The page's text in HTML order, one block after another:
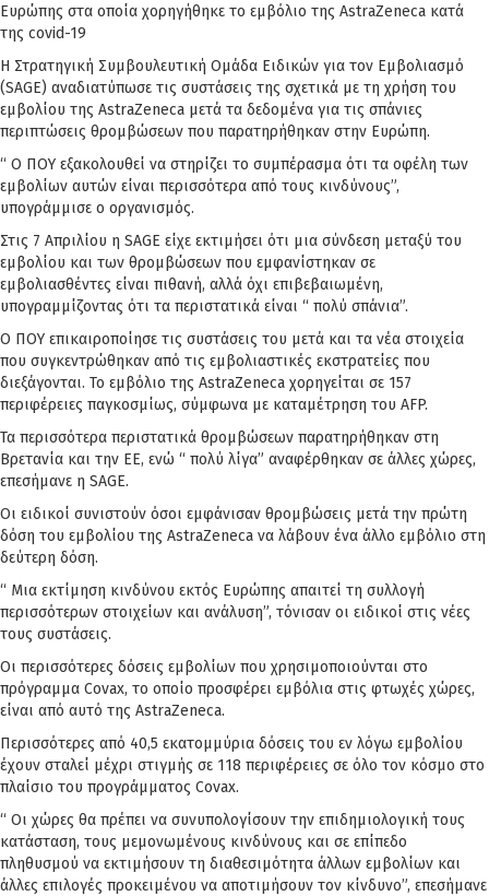
Ευρώπης στα οποία χορηγήθηκε το εμβόλιο της AstraZeneca κατά
της covid-19
Η Στρατηγική Συμβουλευτική Ομάδα Ειδικών για τον Εμβολιασμό
(SAGE) αναδιατύπωσε τις συστάσεις της σχετικά με τη χρήση του
εμβολίου της AstraZeneca μετά τα δεδομένα για τις σπάνιες
περιπτώσεις θρομβώσεων που παρατηρήθηκαν στην Ευρώπη.
“ Ο ΠΟΥ εξακολουθεί να στηρίζει το συμπέρασμα ότι τα οφέλη των
εμβολίων αυτών είναι περισσότερα από τους κινδύνους”,
υπογράμμισε ο οργανισμός.
Στις 7 Απριλίου η SAGE είχε εκτιμήσει ότι μια σύνδεση μεταξύ του
εμβολίου και των θρομβώσεων που εμφανίστηκαν σε
εμβολιασθέντες είναι πιθανή, αλλά όχι επιβεβαιωμένη,
υπογραμμίζοντας ότι τα περιστατικά είναι “ πολύ σπάνια”.
Ο ΠΟΥ επικαιροποίησε τις συστάσεις του μετά και τα νέα στοιχεία
που συγκεντρώθηκαν από τις εμβολιαστικές εκστρατείες που
διεξάγονται. Το εμβόλιο της AstraZeneca χορηγείται σε 157
περιφέρειες παγκοσμίως, σύμφωνα με καταμέτρηση του AFP.
Τα περισσότερα περιστατικά θρομβώσεων παρατηρήθηκαν στη
Βρετανία και την ΕΕ, ενώ “ πολύ λίγα” αναφέρθηκαν σε άλλες χώρες,
επεσήμανε η SAGE.
Οι ειδικοί συνιστούν όσοι εμφάνισαν θρομβώσεις μετά την πρώτη
δόση του εμβολίου της AstraZeneca να λάβουν ένα άλλο εμβόλιο στη
δεύτερη δόση.
“ Μια εκτίμηση κινδύνου εκτός Ευρώπης απαιτεί τη συλλογή
περισσότερων στοιχείων και ανάλυση”, τόνισαν οι ειδικοί στις νέες
τους συστάσεις.
Οι περισσότερες δόσεις εμβολίων που χρησιμοποιούνται στο
πρόγραμμα Covax, το οποίο προσφέρει εμβόλια στις φτωχές χώρες,
είναι από αυτό της AstraZeneca.
Περισσότερες από 40,5 εκατομμύρια δόσεις του εν λόγω εμβολίου
έχουν σταλεί μέχρι στιγμής σε 118 περιφέρειες σε όλο τον κόσμο στο
πλαίσιο του προγράμματος Covax.
“ Οι χώρες θα πρέπει να συνυπολογίσουν την επιδημιολογική τους
κατάσταση, τους μεμονωμένους κινδύνους και σε επίπεδο
πληθυσμού να εκτιμήσουν τη διαθεσιμότητα άλλων εμβολίων και
άλλες επιλογές προκειμένου να αποτιμήσουν τον κίνδυνο”, επεσήμανε